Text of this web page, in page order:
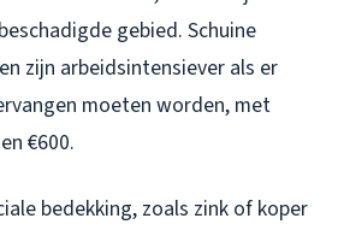
gebied. Schuine
zijn arbeidsintensiever als er
moeten worden, met
€600.
bedekking, zoals zink of koper